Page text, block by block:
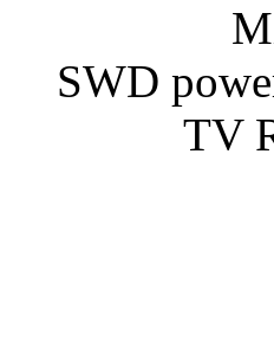
SWD
TV